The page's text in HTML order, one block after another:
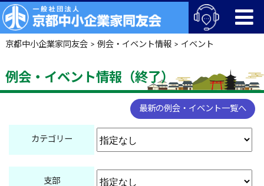
京都中小企業家同友会> 例会・イベント情報> イベント
例会・イベント情報（終了）
最新の例会・イベント一覧へ
カテゴリー
支部